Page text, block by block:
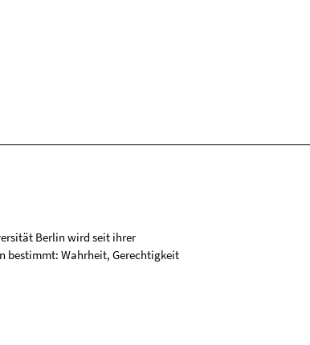
Berlin wird seit ihrer
bestimmt: Wahrheit, Gerechtigkeit